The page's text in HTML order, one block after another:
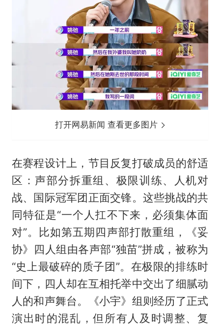
打开网易新闻 查看更多图片
在赛程设计上，节目反复打破成员的舒适
区：声部分拆重组、极限训练、人机对
战、国际冠军团正面交锋。这些挑战的共
同特征是“一个人扛不下来，必须集体面
对”。比如第五期四声部打散重组，《妥
协》四人组由各声部“独苗”拼成，被称为
“史上最破碎的质子团”。在极限的排练时
间下，四人却在互相托举中交出了细腻动
人的和声舞台。《小宇》组则经历了正式
演出时的混乱，但所有人及时调整、复